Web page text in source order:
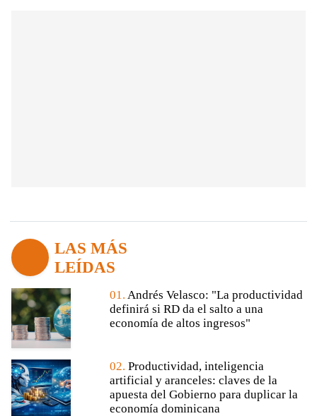
LAS MÁS
LEÍDAS
01. Andrés Velasco: "La productividad
definirá si RD da el salto a una
economía de altos ingresos"
02. Productividad, inteligencia
artificial y aranceles: claves de la
apuesta del Gobierno para duplicar la
economía dominicana